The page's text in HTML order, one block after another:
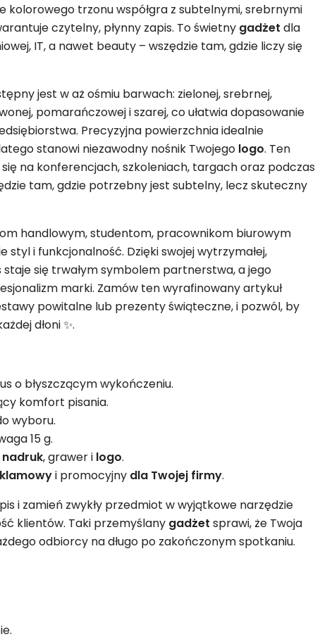
kolorowego trzonu współgra z subtelnymi, srebrnymi
czytelny, płynny zapis. To świetny gadżet dla
IT, a nawet beauty – wszędzie tam, gdzie liczy się
jest w aż ośmiu barwach: zielonej, srebrnej,
pomarańczowej i szarej, co ułatwia dopasowanie
Precyzyjna powierzchnia idealnie
stanowi niezawodny nośnik Twojego logo. Ten
na konferencjach, szkoleniach, targach oraz podczas
tam, gdzie potrzebny jest subtelny, lecz skuteczny
handlowym, studentom, pracownikom biurowym
i funkcjonalność. Dzięki swojej wytrzymałej,
staje się trwałym symbolem partnerstwa, a jego
marki. Zamów ten wyrafinowany artykuł
powitalne lub prezenty świąteczne, i pozwól, by
dłoni ✨.
o błyszczącym wykończeniu.
komfort pisania.
wyboru.
15 g.
nadruk, grawer i logo.
i promocyjny dla Twojej firmy.
i zamień zwykły przedmiot w wyjątkowe narzędzie
klientów. Taki przemyślany gadżet sprawi, że Twoja
odbiorcy na długo po zakończonym spotkaniu.